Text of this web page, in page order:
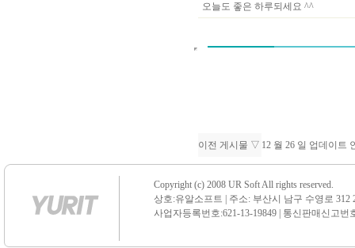
오늘도 좋은 하루되세요 ^^
이전 게시물 ▽ 12 월 26 일 업데이트
Copyright (c) 2008 UR Soft All rights reserved.
상호:유알소프트 | 주소: 부산시 남구 수영로 312
사업자등록번호:621-13-19849 | 통신판매신고번